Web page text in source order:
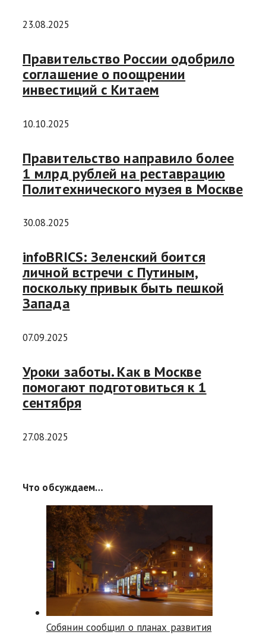
23.08.2025
Правительство России одобрило
соглашение о поощрении
инвестиций с Китаем
10.10.2025
Правительство направило более
1 млрд рублей на реставрацию
Политехнического музея в Москве
30.08.2025
infoBRICS: Зеленский боится
личной встречи с Путиным,
поскольку привык быть пешкой
Запада
07.09.2025
Уроки заботы. Как в Москве
помогают подготовиться к 1
сентября
27.08.2025
Что обсуждаем…
Собянин сообщил о планах развития